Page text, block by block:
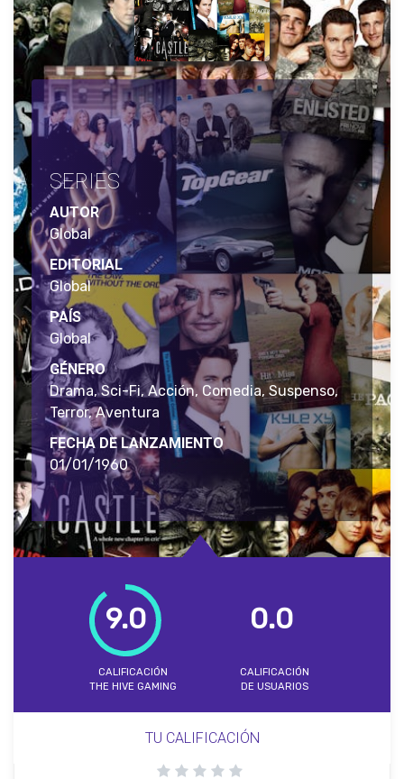
SERIES
AUTOR
Global
EDITORIAL
Global
PAÍS
Global
GÉNERO
Drama, Sci-Fi, Acción, Comedia, Suspenso,
Terror, Aventura
FECHA DE LANZAMIENTO
01/01/1960
9.0
CALIFICACIÓN
THE HIVE GAMING
0.0
CALIFICACIÓN
DE USUARIOS
TU CALIFICACIÓN